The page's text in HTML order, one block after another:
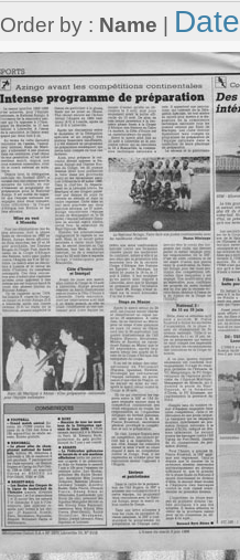
Order by : Name Date